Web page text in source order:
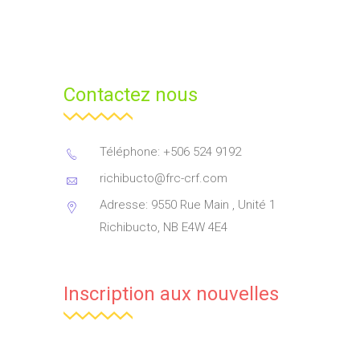
Contactez nous
Téléphone: +506 524 9192
richibucto@frc-crf.com
Adresse: 9550 Rue Main , Unité 1
Richibucto, NB E4W 4E4
Inscription aux nouvelles